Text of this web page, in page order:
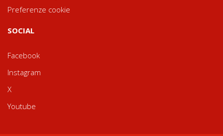
Preferenze cookie
SOCIAL
Facebook
Instagram
X
Youtube